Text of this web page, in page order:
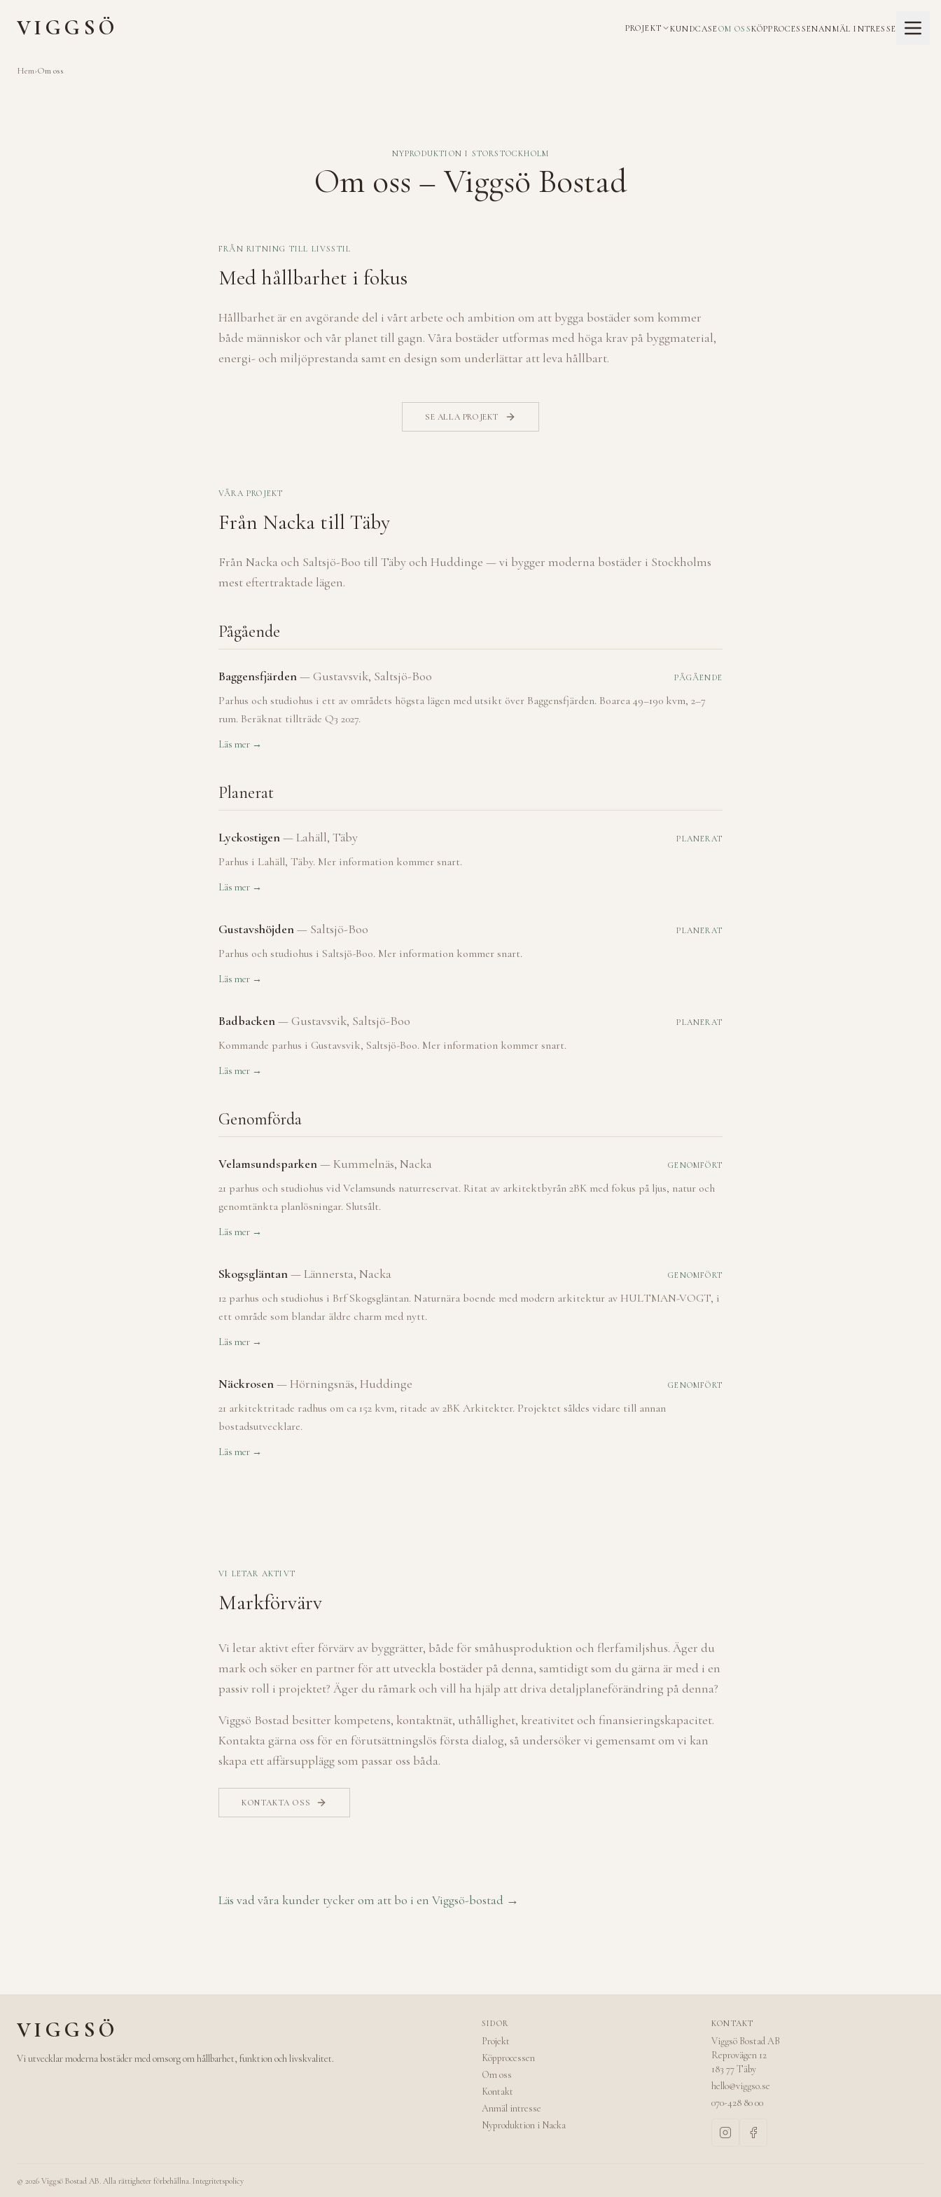
VIGGSÖ PROJEKT KUNDCASEOM OSSKÖPPROCESSENANMÄL INTRESSE
Hem›Om oss
NYPRODUKTION I STORSTOCKHOLM
Om oss – Viggsö Bostad
FRÅN RITNING TILL LIVSSTIL
Med hållbarhet i fokus
Hållbarhet är en avgörande del i vårt arbete och ambition om att bygga bostäder som kommer
både människor och vår planet till gagn. Våra bostäder utformas med höga krav på byggmaterial,
energi- och miljöprestanda samt en design som underlättar att leva hållbart.
SE ALLA PROJEKT
VÅRA PROJEKT
Från Nacka till Täby
Från Nacka och Saltsjö-Boo till Täby och Huddinge — vi bygger moderna bostäder i Stockholms
mest eftertraktade lägen.
Pågående
Baggensfjärden— Gustavsvik, Saltsjö-Boo PÅGÅENDE
Parhus och studiohus i ett av områdets högsta lägen med utsikt över Baggensfjärden. Boarea 49–190 kvm, 2–7
rum. Beräknat tillträde Q3 2027.
Läs mer →
Planerat
Lyckostigen— Lahäll, Täby PLANERAT
Parhus i Lahäll, Täby. Mer information kommer snart.
Läs mer →
Gustavshöjden— Saltsjö-Boo PLANERAT
Parhus och studiohus i Saltsjö-Boo. Mer information kommer snart.
Läs mer →
Badbacken— Gustavsvik, Saltsjö-Boo PLANERAT
Kommande parhus i Gustavsvik, Saltsjö-Boo. Mer information kommer snart.
Läs mer →
Genomförda
Velamsundsparken— Kummelnäs, Nacka GENOMFÖRT
21 parhus och studiohus vid Velamsunds naturreservat. Ritat av arkitektbyrån 2BK med fokus på ljus, natur och
genomtänkta planlösningar. Slutsålt.
Läs mer →
Skogsgläntan— Lännersta, Nacka GENOMFÖRT
12 parhus och studiohus i Brf Skogsgläntan. Naturnära boende med modern arkitektur av HULTMAN-VOGT, i
ett område som blandar äldre charm med nytt.
Läs mer →
Näckrosen— Hörningsnäs, Huddinge GENOMFÖRT
21 arkitektritade radhus om ca 152 kvm, ritade av 2BK Arkitekter. Projektet såldes vidare till annan
bostadsutvecklare.
Läs mer →
VI LETAR AKTIVT
Markförvärv
Vi letar aktivt efter förvärv av byggrätter, både för småhusproduktion och flerfamiljshus. Äger du
mark och söker en partner för att utveckla bostäder på denna, samtidigt som du gärna är med i en
passiv roll i projektet? Äger du råmark och vill ha hjälp att driva detaljplaneförändring på denna?
Viggsö Bostad besitter kompetens, kontaktnät, uthållighet, kreativitet och finansieringskapacitet.
Kontakta gärna oss för en förutsättningslös första dialog, så undersöker vi gemensamt om vi kan
skapa ett affärsupplägg som passar oss båda.
KONTAKTA OSS
Läs vad våra kunder tycker om att bo i en Viggsö-bostad →
VIGGSÖ
Vi utvecklar moderna bostäder med omsorg om hållbarhet, funktion och livskvalitet.
SIDOR
Projekt
Köpprocessen
Om oss
Kontakt
Anmäl intresse
Nyproduktion i Nacka
KONTAKT
Viggsö Bostad AB
Reprovägen 12
183 77 Täby
hello@viggso.se
070-428 80 00
© 2026 Viggsö Bostad AB. Alla rättigheter förbehållna. Integritetspolicy